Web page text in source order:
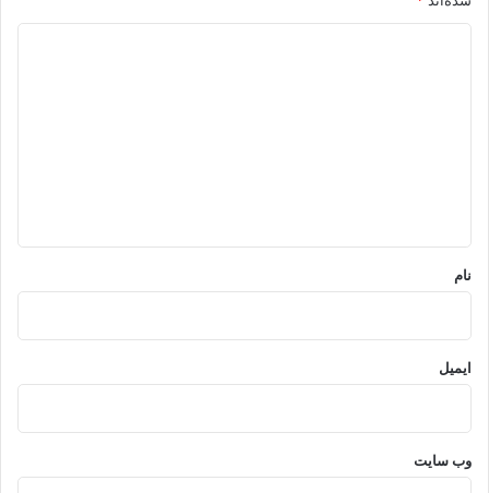
نام
ایمیل
وب‌ سایت